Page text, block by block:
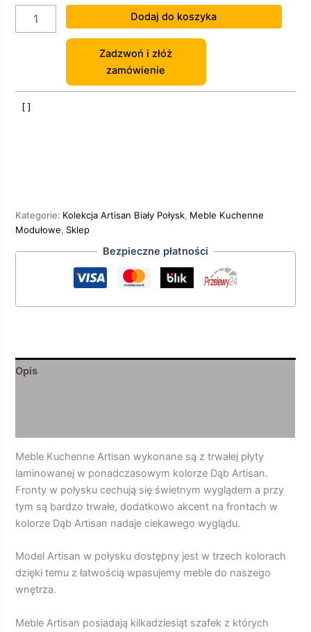
Dodaj do koszyka
Zadzwoń i złóż
zamówienie
Kategorie: Kolekcja Artisan Biały Połysk, Meble Kuchenne
Modułowe, Sklep
Bezpieczne płatności
Opis
Meble Kuchenne Artisan wykonane są z trwałej płyty
laminowanej w ponadczasowym kolorze Dąb Artisan.
Fronty w połysku cechują się świetnym wyglądem a przy
tym są bardzo trwałe, dodatkowo akcent na frontach w
kolorze Dąb Artisan nadaje ciekawego wyglądu.
Model Artisan w połysku dostępny jest w trzech kolorach
dzięki temu z łatwością wpasujemy meble do naszego
wnętrza.
Meble Artisan posiadają kilkadziesiąt szafek z których